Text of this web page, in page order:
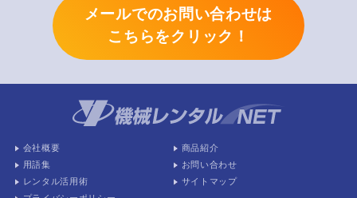
メールでのお問い合わせは
こちらをクリック！
会社概要
商品紹介
用語集
お問い合わせ
レンタル活用術
サイトマップ